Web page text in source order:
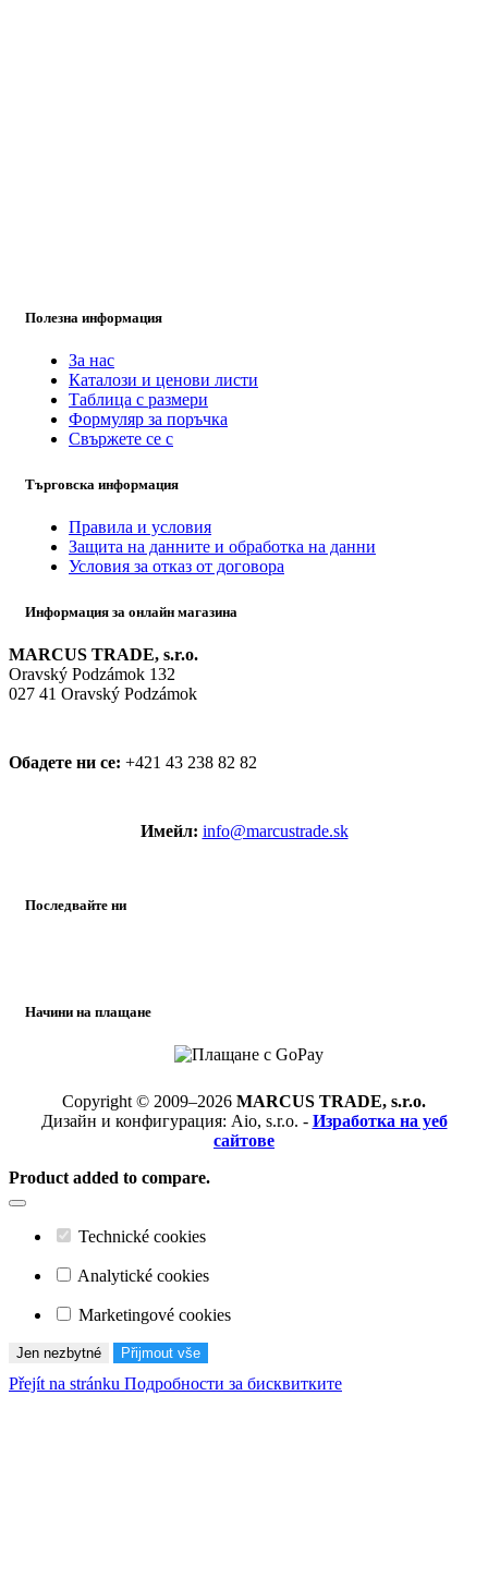
Полезна информация
За нас
Каталози и ценови листи
Таблица с размери
Формуляр за поръчка
Свържете се с
Търговска информация
Правила и условия
Защита на данните и обработка на данни
Условия за отказ от договора
Информация за онлайн магазина
MARCUS TRADE, s.r.o.
Oravský Podzámok 132
027 41 Oravský Podzámok
Обадете ни се: +421 43 238 82 82
Имейл: info@marcustrade.sk
Последвайте ни
Начини на плащане
Copyright © 2009–2026 MARCUS TRADE, s.r.o.
Дизайн и конфигурация: Aio, s.r.o. - Изработка на уеб
сайтове
Product added to compare.
Technické cookies
Analytické cookies
Marketingové cookies
Jen nezbytné Přijmout vše
Přejít na stránku Подробности за бисквитките